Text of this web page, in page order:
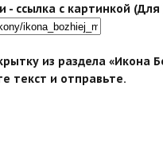
- ссылка с картинкой
из раздела «Икона
текст и отправьте.